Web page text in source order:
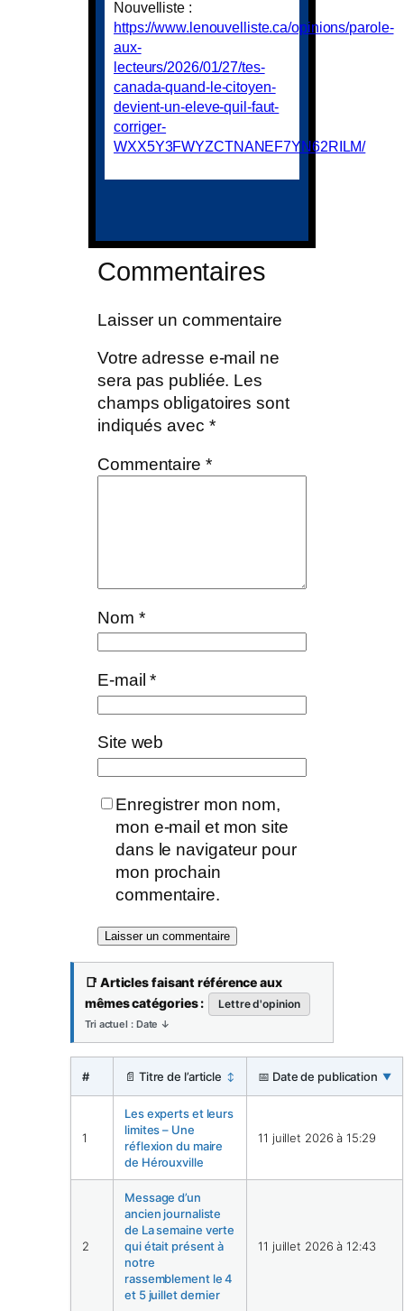
Nouvelliste :
https://www.lenouvelliste.ca/opinions/parole-
aux-
lecteurs/2026/01/27/tes-
canada-quand-le-citoyen-
devient-un-eleve-quil-faut-
corriger-
WXX5Y3FWYZCTNANEF7YN62RILM/
Commentaires
Laisser un commentaire
Votre adresse e-mail ne
sera pas publiée. Les
champs obligatoires sont
indiqués avec *
Commentaire *
Nom *
E-mail*
Site web
Enregistrer mon nom,
mon e-mail et mon site
dans le navigateur pour
mon prochain
commentaire.
📑 Articles faisant référence aux
mêmes catégories :
Lettre d'opinion
Tri actuel : Date ↓
# 📄 Titre de l’article ↕️ 📅 Date de publication ▼
1
Les experts et leurs
limites – Une
réflexion du maire
de Hérouxville
11 juillet 2026 à 15:29
2
Message d’un
ancien journaliste
de La semaine verte
qui était présent à
notre
rassemblement le 4
et 5 juillet dernier
11 juillet 2026 à 12:43